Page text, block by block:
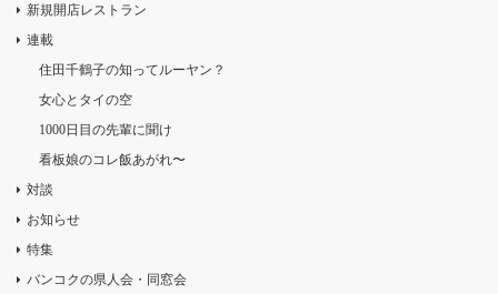
新規開店レストラン
連載
住田千鶴子の知ってルーヤン？
女心とタイの空
1000日目の先輩に聞け
看板娘のコレ飯あがれ〜
対談
お知らせ
特集
バンコクの県人会・同窓会